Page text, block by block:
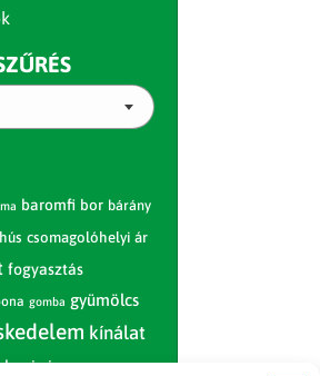
baromfi bor bárány
csomagolóhelyi ár
fogyasztás
gomba gyümölcs
kínálat
piac narancs